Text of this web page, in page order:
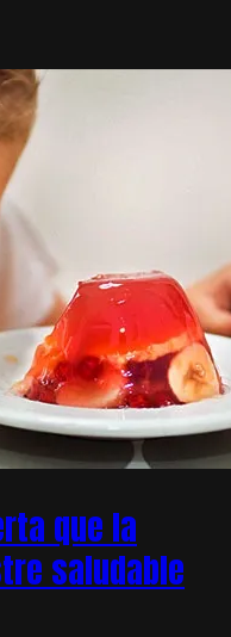
que la
saludable